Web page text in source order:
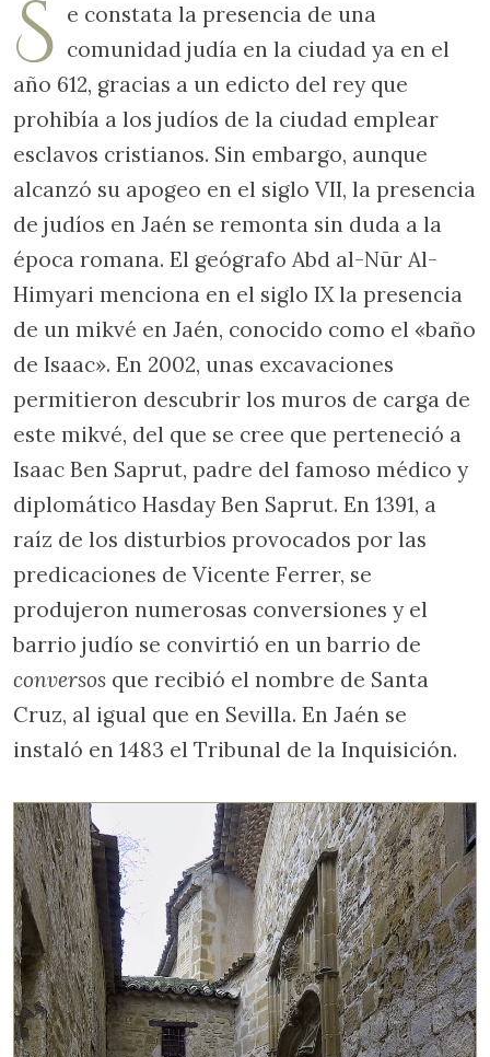
S e constata la presencia de una
comunidad judía en la ciudad ya en el
año 612, gracias a un edicto del rey que
prohibía a los judíos de la ciudad emplear
esclavos cristianos. Sin embargo, aunque
alcanzó su apogeo en el siglo VII, la presencia
de judíos en Jaén se remonta sin duda a la
época romana. El geógrafo Abd al-Nūr Al-
Himyari menciona en el siglo IX la presencia
de un mikvé en Jaén, conocido como el «baño
de Isaac». En 2002, unas excavaciones
permitieron descubrir los muros de carga de
este mikvé, del que se cree que perteneció a
Isaac Ben Saprut, padre del famoso médico y
diplomático Hasday Ben Saprut. En 1391, a
raíz de los disturbios provocados por las
predicaciones de Vicente Ferrer, se
produjeron numerosas conversiones y el
barrio judío se convirtió en un barrio de
conversos que recibió el nombre de Santa
Cruz, al igual que en Sevilla. En Jaén se
instaló en 1483 el Tribunal de la Inquisición.